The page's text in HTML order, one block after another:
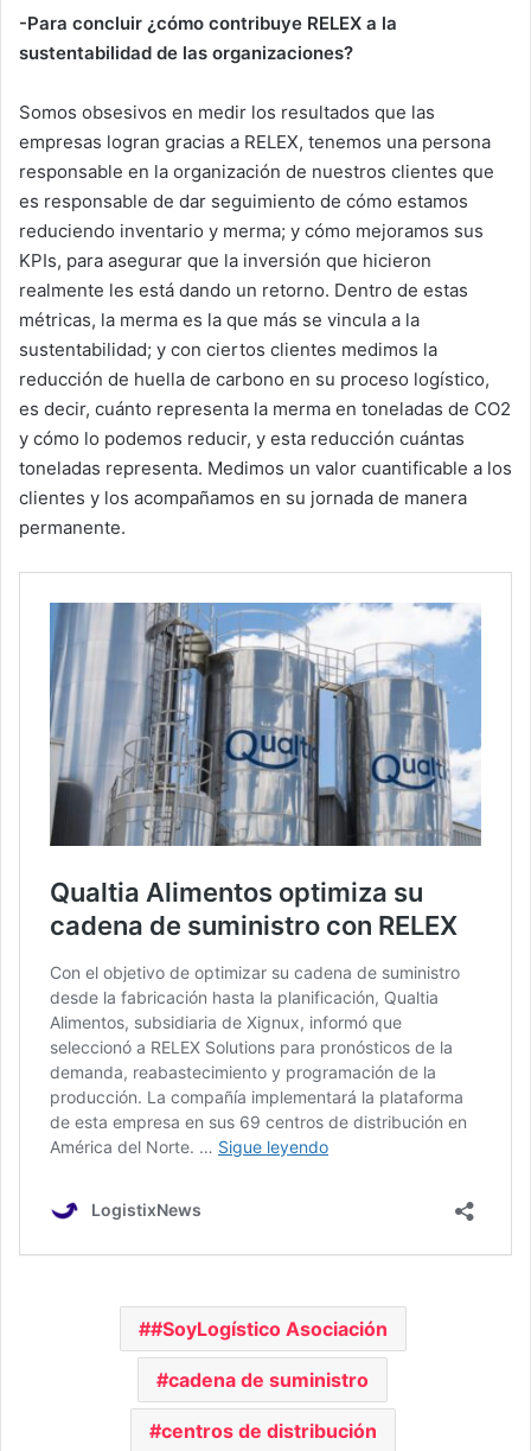
-Para concluir ¿cómo contribuye RELEX a la
sustentabilidad de las organizaciones?
Somos obsesivos en medir los resultados que las
empresas logran gracias a RELEX, tenemos una persona
responsable en la organización de nuestros clientes que
es responsable de dar seguimiento de cómo estamos
reduciendo inventario y merma; y cómo mejoramos sus
KPIs, para asegurar que la inversión que hicieron
realmente les está dando un retorno. Dentro de estas
métricas, la merma es la que más se vincula a la
sustentabilidad; y con ciertos clientes medimos la
reducción de huella de carbono en su proceso logístico,
es decir, cuánto representa la merma en toneladas de CO2
y cómo lo podemos reducir, y esta reducción cuántas
toneladas representa. Medimos un valor cuantificable a los
clientes y los acompañamos en su jornada de manera
permanente.
#SoyLogístico Asociación
cadena de suministro
centros de distribución